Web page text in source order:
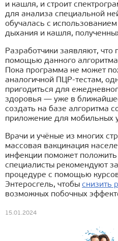
и кашля, и строит
для анализа специальной
обучалась с
дыхания и кашля,
Разработчики заявляют, что
помощью данного
Пока программа не может
аналогичной ПЦР-тестам,
пригодиться для
здоровья — уже в
создать на базе алгоритма
приложение для мобильных
Врачи и учёные из многих
массовая вакцинация
инфекции поможет
специалисты рекомендуют
процедуре с помощью
Энтеросгель, чтобы снизить
возможных побочных
15.01.2024